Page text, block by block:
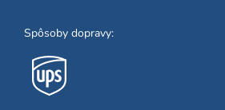
Spôsoby dopravy: